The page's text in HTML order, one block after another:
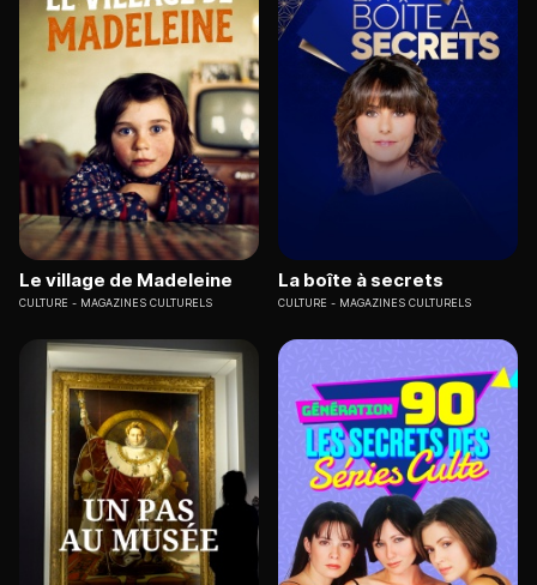
Le village de Madeleine
CULTURE MAGAZINES CULTURELS
La boîte à secrets
CULTURE MAGAZINES CULTURELS